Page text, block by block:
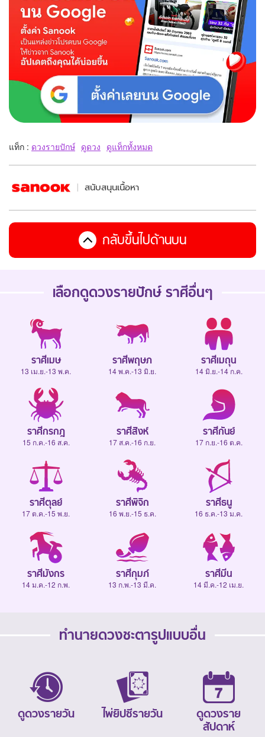
แท็ก : ดวงรายปักษ์ ดูดวง ดูแท็กทั้งหมด
สนับสนุนเนื้อหา
กลับขึ้นไปด้านบน
เลือกดูดวงรายปักษ์ราศีอื่นๆ
ราศีเมษ
13 เม.ย.-13 พ.ค.
ราศีพฤษภ
14 พ.ค.-13 มิ.ย.
ราศีเมถุน
14 มิ.ย.-14 ก.ค.
ราศีกรกฎ
15 ก.ค.-16 ส.ค.
ราศีสิงห์
17 ส.ค.-16 ก.ย.
ราศีกันย์
17 ก.ย.-16 ต.ค.
ราศีตุลย์
17 ต.ค.-15 พ.ย.
ราศีพิจิก
16 พ.ย.-15 ธ.ค.
ราศีธนู
16 ธ.ค.-13 ม.ค.
ราศีมังกร
14 ม.ค.-12 ก.พ.
ราศีกุมภ์
13 ก.พ.-13 มี.ค.
ราศีมีน
14 มี.ค.-12 เม.ย.
ทำนายดวงชะตารูปแบบอื่น
ดูดวงรายวัน ไพ่ยิปซีรายวัน
ดูดวงราย
สัปดาห์